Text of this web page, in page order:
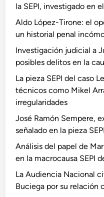
la SEPI, investigado en
Aldo López-Tirone: el
un historial penal
Investigación judicial a
posibles delitos en la
La pieza SEPI del caso
técnicos como Mikel
irregularidades
José Ramón Sempere,
señalado en la pieza
Análisis del papel de
en la macrocausa SEPI
La Audiencia Nacional
Buciega por su relación